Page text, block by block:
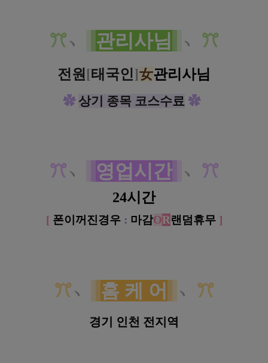
ꔫ﹆ 관리사님 ﹆ ꔫ
전원 [태국인]女관리사님
✿ 상기 종목 코스수료 ✿
ꔫ﹆ 영업시간 ﹆ ꔫ
24시간
[ 폰이꺼진경우 : 마감OR랜덤휴무 ]
ꔫ﹆ 홈 케 어 ﹆ ꔫ
경기 인천 전지역